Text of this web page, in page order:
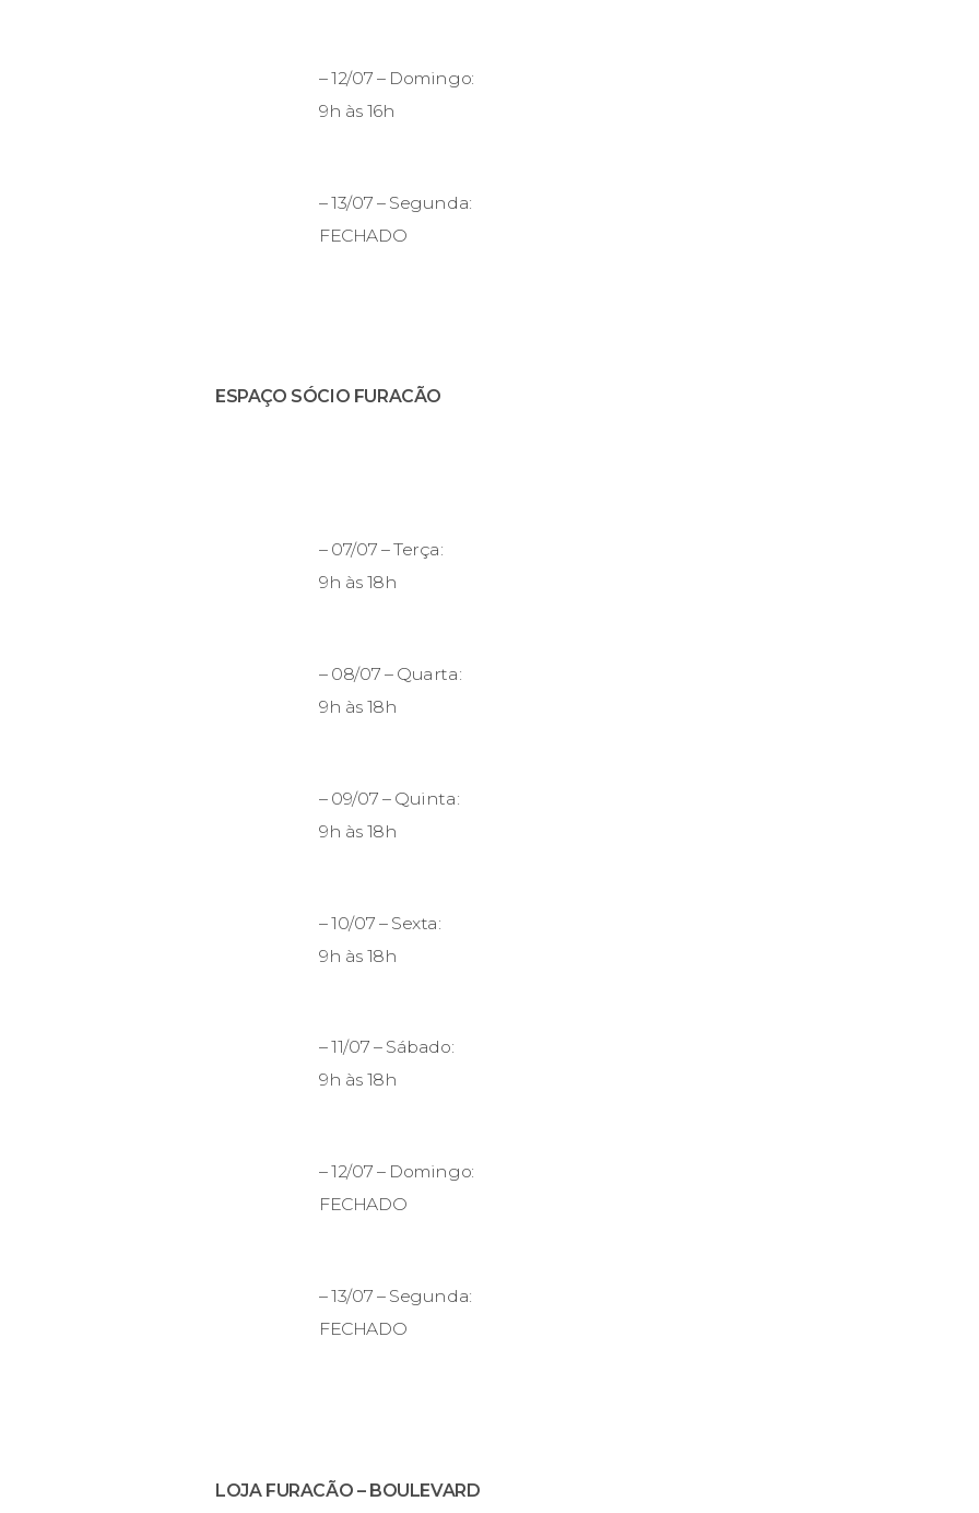
– 12/07 – Domingo:
9h às 16h
– 13/07 – Segunda:
FECHADO
ESPAÇO SÓCIO FURACÃO
– 07/07 – Terça:
9h às 18h
– 08/07 – Quarta:
9h às 18h
– 09/07 – Quinta:
9h às 18h
– 10/07 – Sexta:
9h às 18h
– 11/07 – Sábado:
9h às 18h
– 12/07 – Domingo:
FECHADO
– 13/07 – Segunda:
FECHADO
LOJA FURACÃO – BOULEVARD